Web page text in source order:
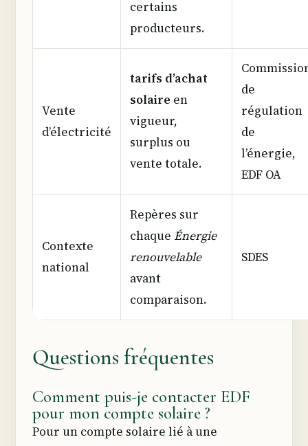
certains
producteurs.
Vente
d’électricité
tarifs d’achat
solaire en
vigueur,
surplus ou
vente totale.
de
régulation
de
l’énergie,
EDF OA
Contexte
national
Repères sur
chaque Énergie
renouvelable
avant
comparaison.
SDES
Questions fréquentes
Comment puis-je contacter EDF
pour mon compte solaire ?
Pour un compte solaire lié à une